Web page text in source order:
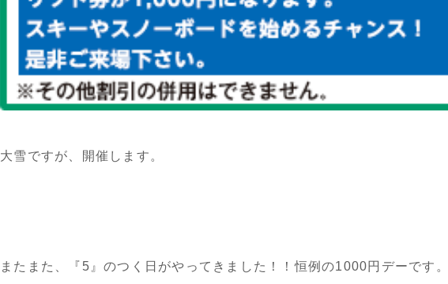
大雪ですが、開催します。
またまた、『5』のつく日がやってきました！！恒例の1000円デーです。